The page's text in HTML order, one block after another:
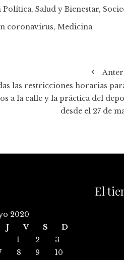
Política, Salud y Bienestar,
coronavirus, Medicina
las restricciones horarias
a la calle y la práctica del
desde el 27 de
2020
J V S
D
1
2
3
8 9 10
El